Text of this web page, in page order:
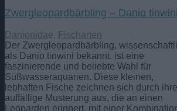
Zwergleopardbärbling – Danio tinwini
Danionidae, Fischarten
Der Zwergleopardbärbling,
als Danio tinwini bekannt, ist eine
faszinierende und beliebte Wahl für
Süßwasseraquarien. Diese kleinen,
lebhaften Fische zeichnen sich durch ihre
auffällige Musterung aus, die an einen
Leoparden erinnert, mit einer